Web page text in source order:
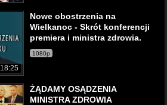
18:25
Nowe obostrzenia na
Wielkanoc - Skrót konferencji
premiera i ministra zdrowia.
1080p
ŻĄDAMY OSĄDZENIA
MINISTRA ZDROWIA